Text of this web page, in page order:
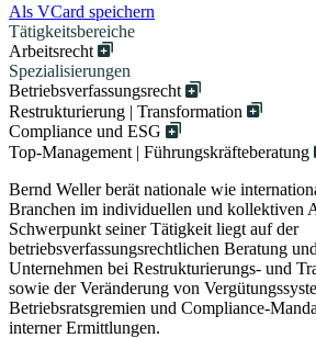
Als VCard speichern
Tätigkeitsbereiche
Arbeitsrecht
Spezialisierungen
Betriebsverfassungsrecht
Restrukturierung | Transformation
Compliance und ESG
Top-Management | Führungskräfteberatung
Bernd Weller berät nationale wie
Branchen im individuellen und kollektiven
Schwerpunkt seiner Tätigkeit liegt auf der
betriebsverfassungsrechtlichen Beratung
Unternehmen bei Restrukturierungs- und
sowie der Veränderung von
Betriebsratsgremien und Compliance-
interner Ermittlungen.